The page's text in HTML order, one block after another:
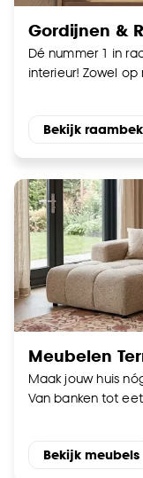
Gordijnen &
Dé nummer 1 in
interieur! Zowel
Bekijk
Meubelen
Maak jouw huis
Van banken tot
Bekijk meubels